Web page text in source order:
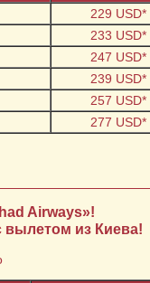
229 USD*
233 USD*
247 USD*
239 USD*
257 USD*
277 USD*
Airways»!
из Киева!